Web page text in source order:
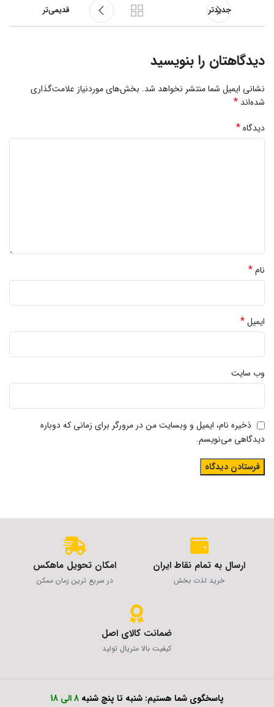
جدیدتر قدیمی‌تر
دیدگاهتان را بنویسید
نشانی ایمیل شما منتشر نخواهد شد. بخش‌های موردنیاز علامت‌گذاری
شده‌اند *
دیدگاه*
نام*
ایمیل*
وب‌ سایت
ذخیره نام، ایمیل و وبسایت من در مرورگر برای زمانی که دوباره
دیدگاهی می‌نویسم.
ارسال به تمام نقاط ایران
خرید لذت بخش
امکان تحویل ماهکس
در سریع ترین زمان ممکن
ضمانت کالای اصل
کیفیت بالا متریال تولید
پاسخگوی شما هستیم: شنبه تا پنچ شنبه 8 الی 18